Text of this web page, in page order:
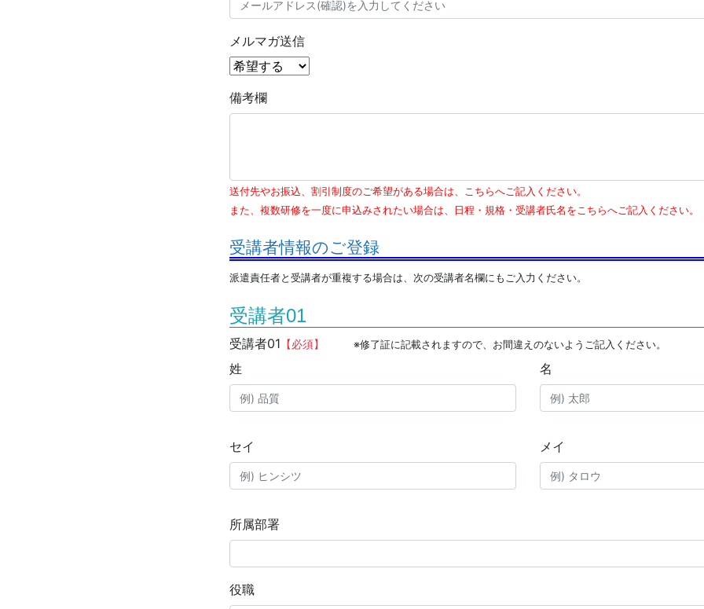
メルマガ送信
備考欄
送付先やお振込、割引制度のご希望がある場合は、こちらへご記入ください。
また、複数研修を一度に申込みされたい場合は、日程・規格・受講者氏名をこちらへご記入ください。
受講者情報のご登録
派遣責任者と受講者が重複する場合は、次の受講者名欄にもご入力ください。
受講者01
受講者01 【必須】 ※修了証に記載されますので、お間違えのないようご記入ください。
姓 名
セイ メイ
所属部署
役職